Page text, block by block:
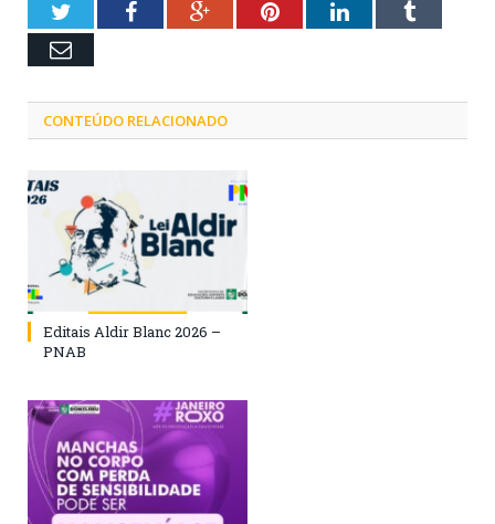
TwitterFacebookGoogle+PinterestLinkedInTumblr
Email
CONTEÚDO RELACIONADO
Editais Aldir Blanc 2026 –
PNAB